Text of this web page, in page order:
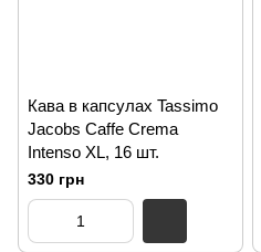
Кава в капсулах Tassimo
Jacobs Caffe Crema
Intenso XL, 16 шт.
330 грн